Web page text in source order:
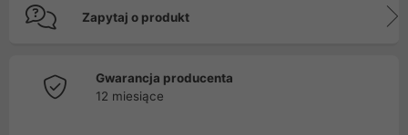
Zapytaj o produkt
Gwarancja producenta
12 miesiące